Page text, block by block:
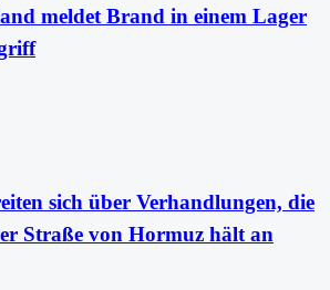
meldet Brand in einem Lager
sich über Verhandlungen, die
Straße von Hormuz hält an